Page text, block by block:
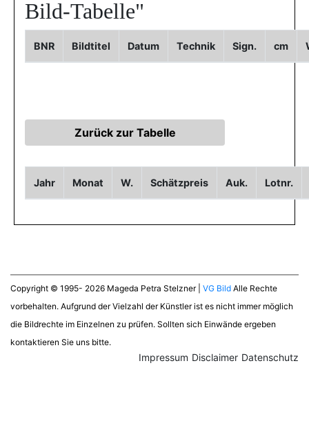
Bild-Tabelle"
BNR Bildtitel Datum Technik Sign. cm
Jahr Monat W. Schätzpreis Auk. Lotnr.
Copyright © 1995- 2026 Mageda Petra Stelzner | VG Bild Alle Rechte
vorbehalten. Aufgrund der Vielzahl der Künstler ist es nicht immer möglich
die Bildrechte im Einzelnen zu prüfen. Sollten sich Einwände ergeben
kontaktieren Sie uns bitte.
Datenschutz
Disclaimer
Impressum